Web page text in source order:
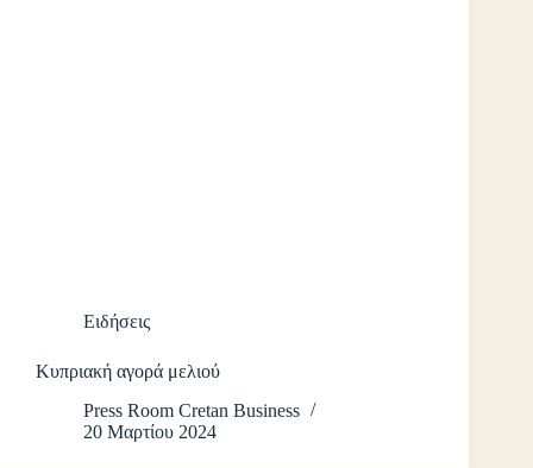
Ειδήσεις
Κυπριακή αγορά μελιού
Press Room Cretan Business
20 Μαρτίου 2024